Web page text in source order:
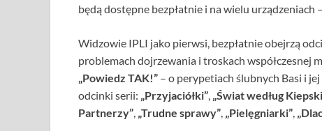
będą dostępne bezpłatnie i na wielu
Widzowie IPLI jako pierwsi, bezpłatnie obejrzą
problemach dojrzewania i troskach współczesnej
„Powiedz TAK!” – o perypetiach ślubnych Basi i
odcinki serii: „Przyjaciółki”, „Świat według
Partnerzy”, „Trudne sprawy”, „Pielęgniarki”,